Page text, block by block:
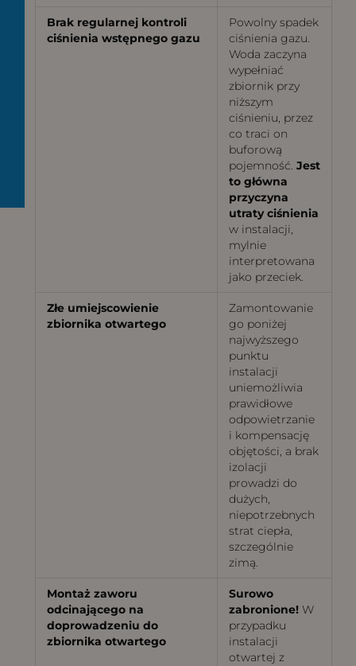
Brak regularnej kontroli
ciśnienia wstępnego gazu
Powolny spadek
ciśnienia gazu.
Woda zaczyna
wypełniać
zbiornik przy
niższym
ciśnieniu, przez
co traci on
buforową
pojemność. Jest
to główna
przyczyna
utraty ciśnienia
w instalacji,
mylnie
interpretowana
jako przeciek.
Złe umiejscowienie
zbiornika otwartego
Zamontowanie
go poniżej
najwyższego
punktu
instalacji
uniemożliwia
prawidłowe
odpowietrzanie
i kompensację
objętości, a brak
izolacji
prowadzi do
dużych,
niepotrzebnych
strat ciepła,
szczególnie
zimą.
Montaż zaworu
odcinającego na
doprowadzeniu do
zbiornika otwartego
Surowo
zabronione!W
przypadku
instalacji
otwartej z